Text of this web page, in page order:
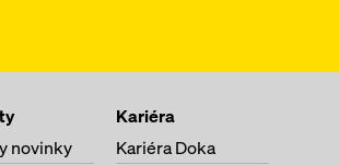
novinky
Kariéra
Kariéra Doka